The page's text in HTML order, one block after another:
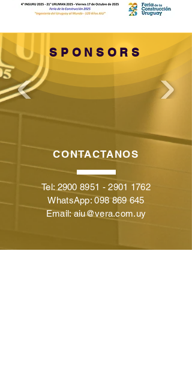
SPONSORS
CONTACTANOS
Tel: 2900 8951 -2901 1762
WhatsApp:098 869 645
Email:aiu@vera.com.uy